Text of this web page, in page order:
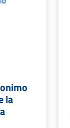
la